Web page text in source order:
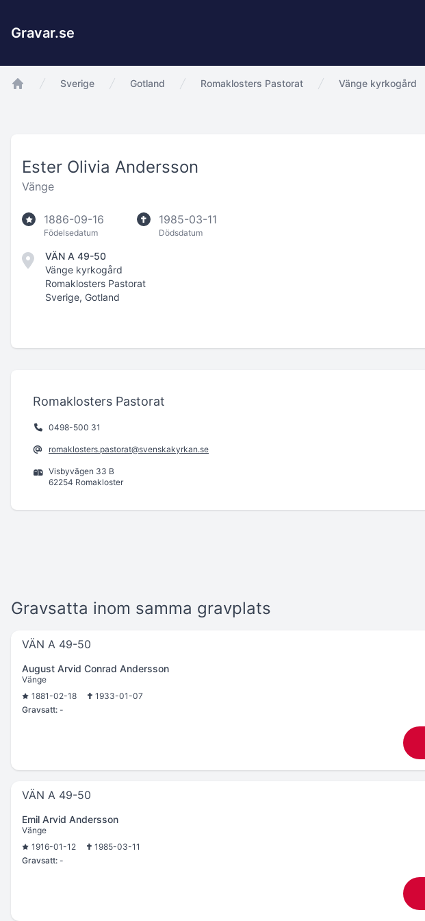
Gravar.se
Sverige Gotland Romaklosters Pastorat Vänge kyrkogård
Ester Olivia Andersson
Vänge
1886-09-16
Födelsedatum
1985-03-11
Dödsdatum
VÄN A 49-50
Vänge kyrkogård
Romaklosters Pastorat
Sverige, Gotland
Romaklosters Pastorat
0498-500 31
romaklosters.pastorat@svenskakyrkan.se
Visbyvägen 33 B
62254 Romakloster
Gravsatta inom samma gravplats
VÄN A 49-50
August Arvid Conrad Andersson
Vänge
1881-02-18
1933-01-07
Gravsatt: -
VÄN A 49-50
Emil Arvid Andersson
Vänge
1916-01-12
1985-03-11
Gravsatt: -